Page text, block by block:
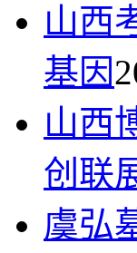
山西
基因
山西
创联
虞弘